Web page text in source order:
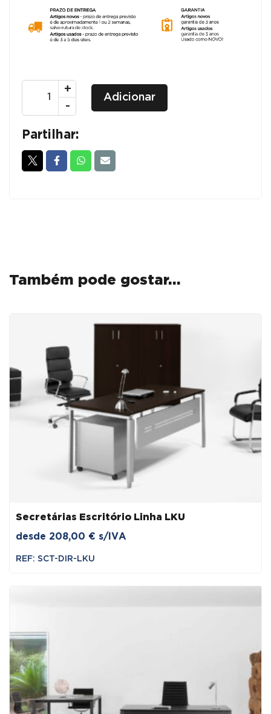
Quantidade
ALONGAS
800x600
SECRETÁRIAS
BRANCO
+
-
Adicionar
Partilhar:
Também pode gostar…
Secretárias Escritório Linha LKU
desde 208,00 € s/IVA
REF: SCT-DIR-LKU